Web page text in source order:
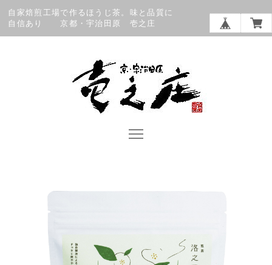
自家焙煎工場で作るほうじ茶。味と品質に
自信あり 京都・宇治田原 壱之庄